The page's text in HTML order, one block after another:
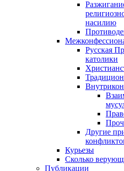
насилию
Русская
католики
Другие
Курьезы
Сколько
Публикации